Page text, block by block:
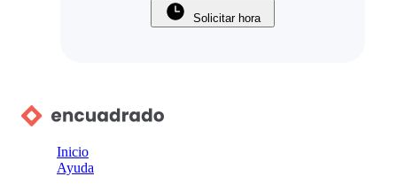
Solicitar hora
Inicio
Ayuda